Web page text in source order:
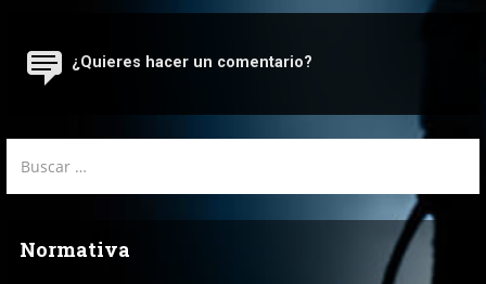
¿Quieres hacer un comentario?
Normativa